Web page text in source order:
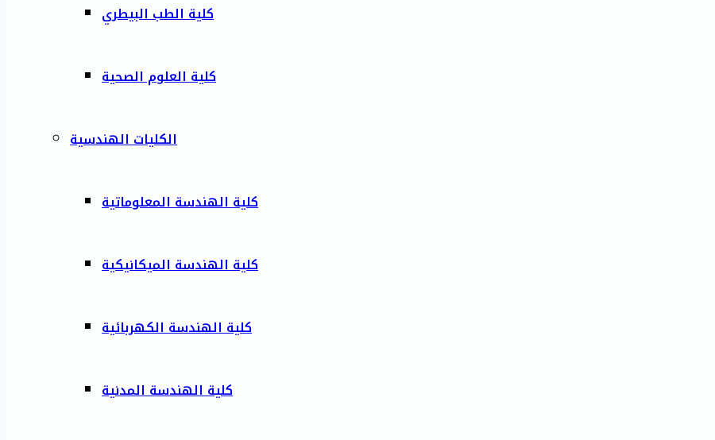
كلية الطب البيطري
كلية العلوم الصحية
الكليات الهندسية
كلية الهندسة المعلوماتية
كلية الهندسة الميكانيكية
كلية الهندسة الكهربائية
كلية الهندسة المدنية